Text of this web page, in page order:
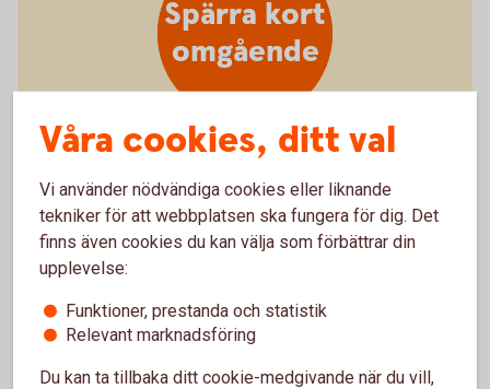
Spärra kort
omgående
Borttappat eller stulet kort
Spärra kort - så gördu
Våra cookies, ditt val
Vi använder nödvändiga cookies eller liknande
tekniker för att webbplatsen ska fungera för dig. Det
finns även cookies du kan välja som förbättrar din
upplevelse:
Funktioner, prestanda och statistik
Relevant marknadsföring
Du kan ta tillbaka ditt cookie-medgivande när du vill,